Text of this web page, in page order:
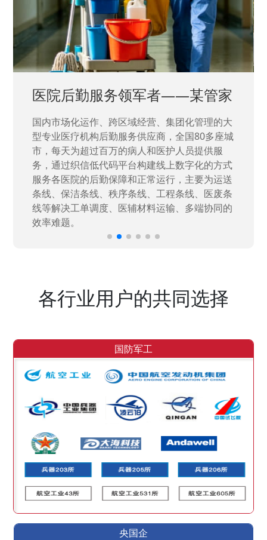
中国兵器工业集团——银光化学
国家“一五”期间156个重点项目之一。属于国家
高新技术企业，在信息化升级建设中，存在大
量“小、散、碎”的信息化需求，需要投入大量人
力资源进行开发，通过引入织信低代码平台，解
决当下遇到的各类业务难题，提升整体的IT研发
效率。
各行业用户的共同选择
国防军工
央国企